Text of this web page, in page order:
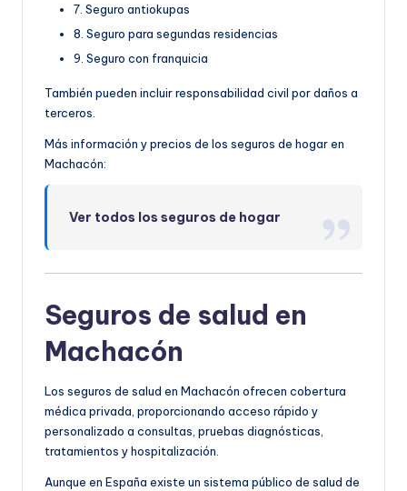
7. Seguro antiokupas
8. Seguro para segundas residencias
9. Seguro con franquicia
También pueden incluir responsabilidad civil por daños a
terceros.
Más información y precios de los seguros de hogar en
Machacón:
Ver todos los seguros de hogar
Seguros de salud en
Machacón
Los seguros de salud en Machacón ofrecen cobertura
médica privada, proporcionando acceso rápido y
personalizado a consultas, pruebas diagnósticas,
tratamientos y hospitalización.
Aunque en España existe un sistema público de salud de